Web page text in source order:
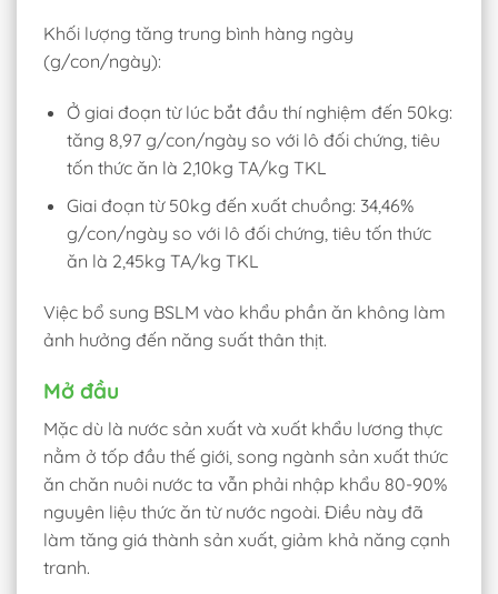
Khối lượng tăng trung bình hàng ngày
(g/con/ngày):
Ở giai đoạn từ lúc bắt đầu thí nghiệm đến 50kg:
tăng 8,97 g/con/ngày so với lô đối chứng, tiêu
tốn thức ăn là 2,10kg TA/kg TKL
Giai đoạn từ 50kg đến xuất chuồng: 34,46%
g/con/ngày so với lô đối chứng, tiêu tốn thức
ăn là 2,45kg TA/kg TKL
Việc bổ sung BSLM vào khẩu phần ăn không làm
ảnh hưởng đến năng suất thân thịt.
Mở đầu
Mặc dù là nước sản xuất và xuất khẩu lương thực
nằm ở tốp đầu thế giới, song ngành sản xuất thức
ăn chăn nuôi nước ta vẫn phải nhập khẩu 80-90%
nguyên liệu thức ăn từ nước ngoài. Điều này đã
làm tăng giá thành sản xuất, giảm khả năng cạnh
tranh.